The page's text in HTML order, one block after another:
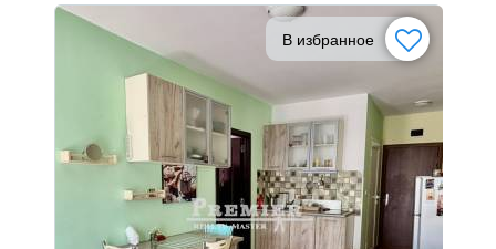
В избранное